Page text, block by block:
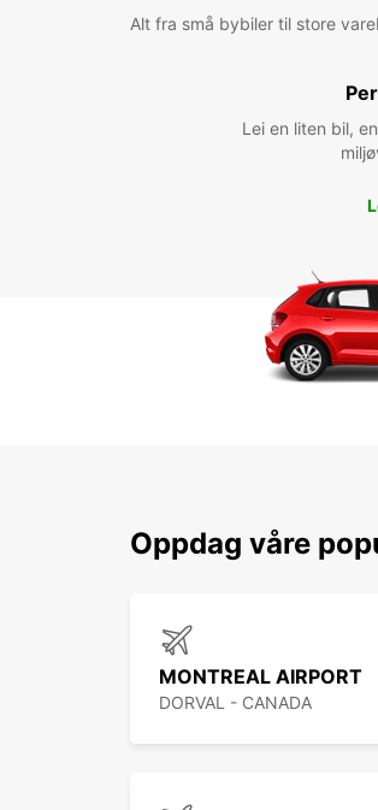
Alt fra små bybiler til store
Lei en liten bil,
Oppdag våre
MONTREAL AIRPORT
DORVAL - CANADA